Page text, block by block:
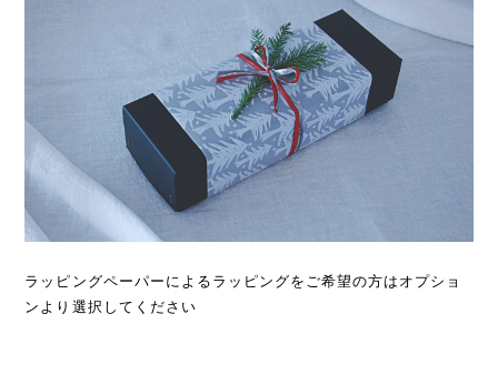
ラッピングペーパーによるラッピングをご希望の方はオプショ
ンより選択してください